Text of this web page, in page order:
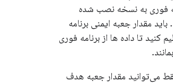
فوری به نسخه نصب شده
مقدار جعبه ایمنی برنامه
کنید تا داده ها از برنامه فوری
می‌توانید مقدار جعبه هدف